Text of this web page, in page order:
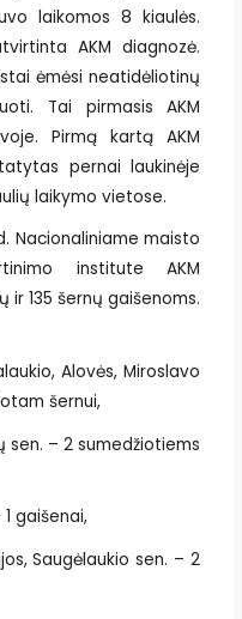
laikomos 8 kiaulės.
AKM diagnozė.
ėmėsi neatidėliotinų
Tai pirmasis AKM
Pirmą kartą AKM
pernai laukinėje
laikymo vietose.
Nacionaliniame maisto
institute AKM
135 šernų gaišenoms.
Alovės, Miroslavo
šernui,
sen. – 2 sumedžiotiems
gaišenai,
Saugėlaukio sen. – 2